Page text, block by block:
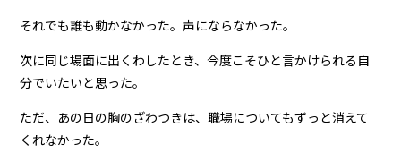
それでも誰も動かなかった。声にならなかった。
次に同じ場面に出くわしたとき、今度こそひと言かけられる自
分でいたいと思った。
ただ、あの日の胸のざわつきは、職場についてもずっと消えて
くれなかった。